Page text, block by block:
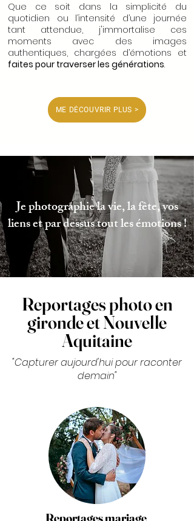
Que ce soit dans la simplicité du
quotidien ou l’intensité d’une journée
tant attendue, j'immortalise ces
moments avec des images
authentiques, chargées d’émotions et
faites pour traverser les générations.
ME DÉCOUVRIR PLUS >
Je photographie la vie, la fête, vos
liens et par dessus tout les émotions !
Reportages photo en
gironde et Nouvelle
Aquitaine
"Capturer aujourd'hui pour raconter
demain"
Reportages mariage